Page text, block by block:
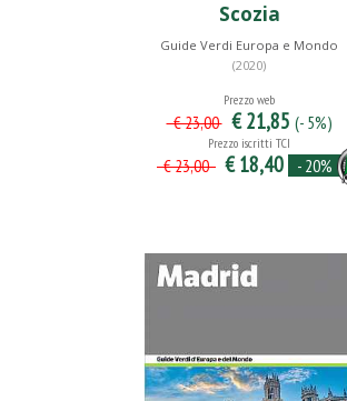
Scozia
Guide Verdi Europa e Mondo
(2020)
Prezzo web
€ 23,00 € 21,85 (- 5%)
Prezzo iscritti TCI
€ 23,00 € 18,40 - 20%